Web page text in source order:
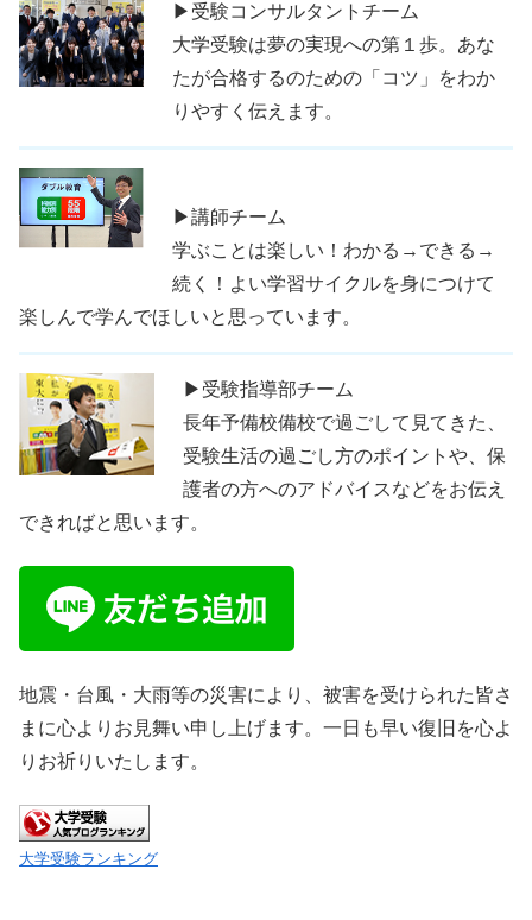
▶受験コンサルタントチーム
大学受験は夢の実現への第１歩。あな
たが合格するのための「コツ」をわか
りやすく伝えます。
▶講師チーム
学ぶことは楽しい！わかる→できる→
続く！よい学習サイクルを身につけて
楽しんで学んでほしいと思っています。
▶受験指導部チーム
長年予備校備校で過ごして見てきた、
受験生活の過ごし方のポイントや、保
護者の方へのアドバイスなどをお伝え
できればと思います。
地震・台風・大雨等の災害により、被害を受けられた皆さ
まに心よりお見舞い申し上げます。一日も早い復旧を心よ
りお祈りいたします。
大学受験ランキング